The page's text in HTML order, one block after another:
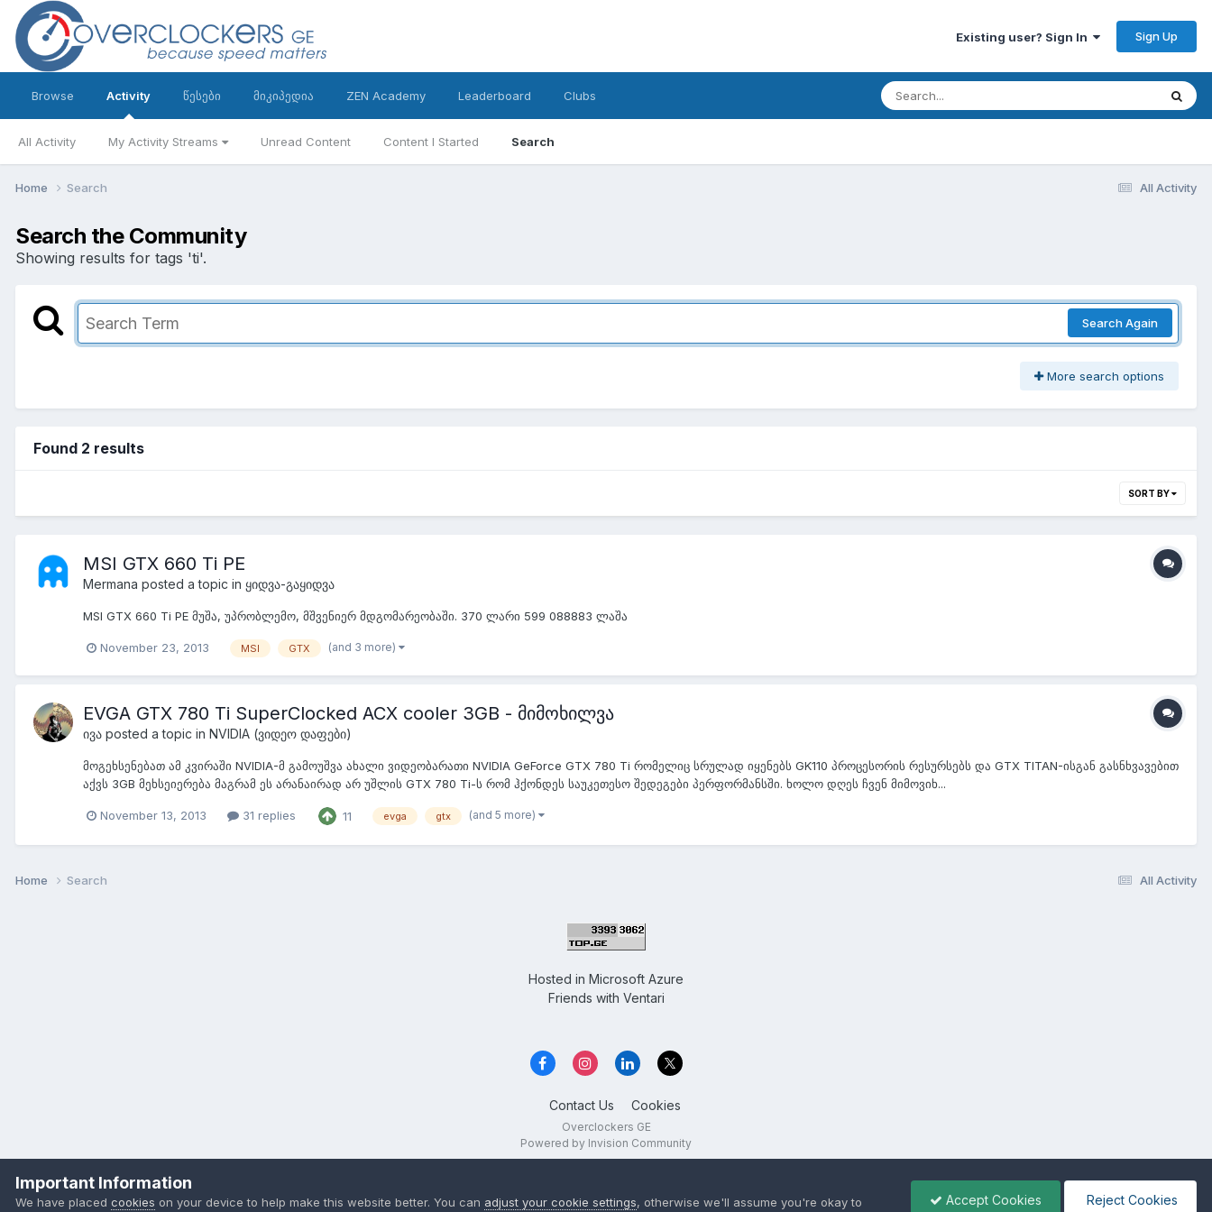
Existing user? Sign In Sign Up
Browse Activity
All Activity My Activity Streams Unread Content Content I Started Search
წესები მიკიპედია ZEN Academy Leaderboard Clubs
All Activity
Home Search
Search the Community
Showing results for tags 'ti'.
Search Again
More search options
Found 2 results
SORT BY
MSI GTX 660 Ti PE
Mermana posted a topic in ყიდვა-გაყიდვა
MSI GTX 660 Ti PE მუშა, უპრობლემო, მშვენიერ მდგომარეობაში. 370 ლარი 599 088883 ლაშა
November 23, 2013 MSI GTX (and 3 more)
EVGA GTX 780 Ti SuperClocked ACX cooler 3GB - მიმოხილვა
ივა posted a topic in NVIDIA (ვიდეო დაფები)
მოგეხსენებათ ამ კვირაში NVIDIA-მ გამოუშვა ახალი ვიდეობარათი NVIDIA GeForce GTX 780 Ti რომელიც სრულად იყენებს GK110 პროცესორის რესურსებს და GTX TITAN-ისგან გასნხვავებით
აქვს 3GB მეხსეიერება მაგრამ ეს არანაირად არ უშლის GTX 780 Ti-ს რომ ჰქონდეს საუკეთესო შედეგები პერფორმანსში. ხოლო დღეს ჩვენ მიმოვიხ...
November 13, 2013 31 replies 11 evga gtx (and 5 more)
All Activity
Home Search
Hosted in Microsoft Azure
Friends with Ventari
Contact Us Cookies
Overclockers GE
Powered by Invision Community
Important Information
We have placed cookies on your device to help make this website better. You can adjust your cookie settings, otherwise we'll assume you're okay to Accept Cookies Reject Cookies